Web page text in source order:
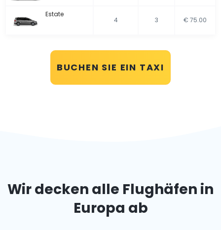
Estate
4 3 € 75.00
BUCHEN SIE EIN TAXI
Wir decken alle Flughäfen in
Europa ab